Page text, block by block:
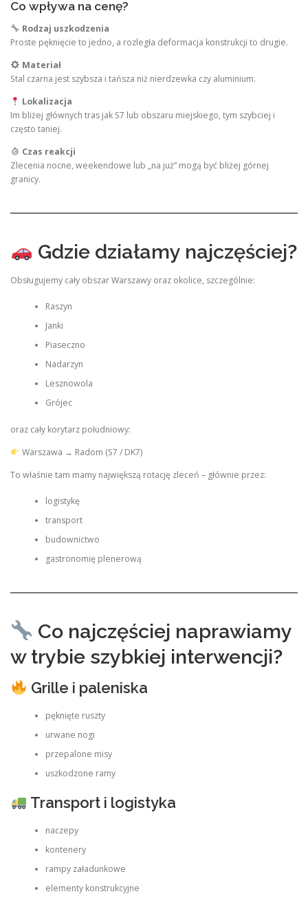
Co wpływa na cenę?
Rodzaj uszkodzenia
Proste pęknięcie to jedno, a rozległa deformacja konstrukcji to drugie.
Materiał
Stal czarna jest szybsza i tańsza niż nierdzewka czy aluminium.
Lokalizacja
Im bliżej głównych tras jak S7 lub obszaru miejskiego, tym szybciej i
często taniej.
Czas reakcji
Zlecenia nocne, weekendowe lub „na już” mogą być bliżej górnej
granicy.
Gdzie działamy najczęściej?
Obsługujemy cały obszar Warszawy oraz okolice, szczególnie:
Raszyn
Janki
Piaseczno
Nadarzyn
Lesznowola
Grójec
oraz cały korytarz południowy:
Warszawa → Radom (S7 / DK7)
To właśnie tam mamy największą rotację zleceń – głównie przez:
logistykę
transport
budownictwo
gastronomię plenerową
Co najczęściej naprawiamy
w trybie szybkiej interwencji?
Grille i paleniska
pęknięte ruszty
urwane nogi
przepalone misy
uszkodzone ramy
Transport i logistyka
naczepy
kontenery
rampy załadunkowe
elementy konstrukcyjne